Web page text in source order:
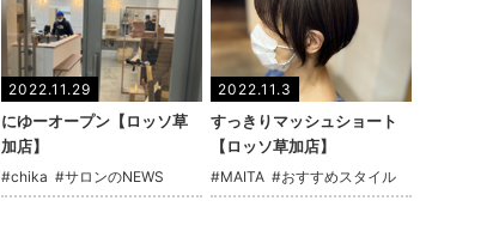
2022.11.29
にゆーオープン【ロッソ草
加店】
#chika #サロンのNEWS
2022.11.3
すっきりマッシュショート
【ロッソ草加店】
#MAITA #おすすめスタイル